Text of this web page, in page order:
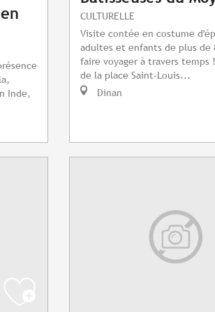
Inde,
CULTURELLE
Visite contée en costume
adultes et enfants de plus de
faire voyager à travers temps
de la place Saint-Louis...
Dinan